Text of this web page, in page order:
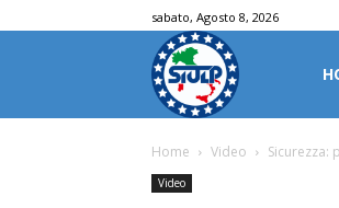
sabato, Agosto 8, 2026
Home Video Sicurezza:
Video